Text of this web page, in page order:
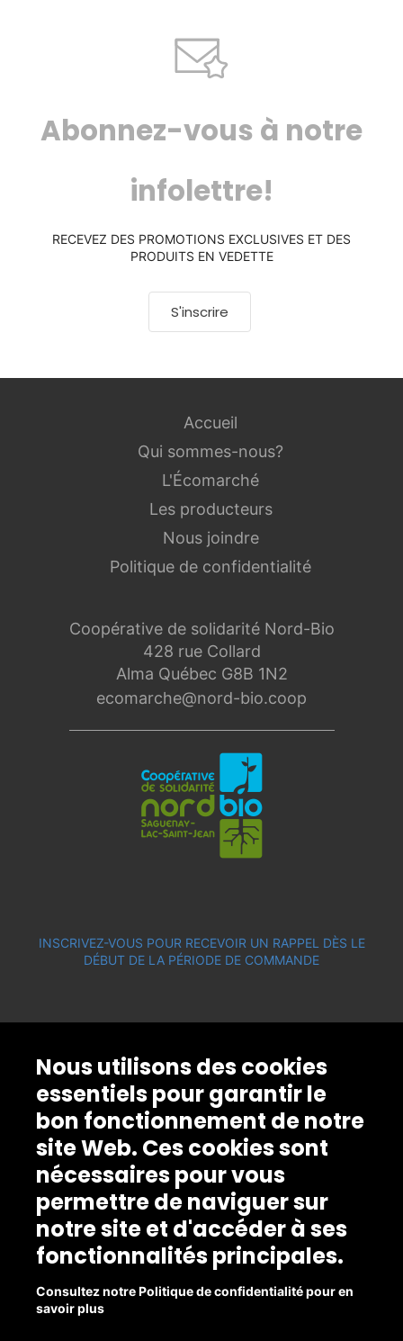
Abonnez-vous à notre
infolettre!
RECEVEZ DES PROMOTIONS EXCLUSIVES ET DES
PRODUITS EN VEDETTE
S'inscrire
Coopérative de solidarité Nord-Bio
428 rue Collard
Alma Québec G8B 1N2
ecomarche@nord-bio.coop
Accueil
Qui sommes-nous?
L'Écomarché
Les producteurs
Nous joindre
Politique de confidentialité
INSCRIVEZ-VOUS POUR RECEVOIR UN RAPPEL DÈS LE
DÉBUT DE LA PÉRIODE DE COMMANDE
Nous utilisons des cookies
essentiels pour garantir le
bon fonctionnement de notre
site Web. Ces cookies sont
nécessaires pour vous
permettre de naviguer sur
notre site et d'accéder à ses
fonctionnalités principales.
Consultez notre Politique de confidentialité pour en
savoir plus